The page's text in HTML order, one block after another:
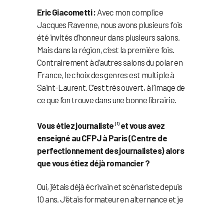
Eric Giacometti : Avec mon complice
Jacques Ravenne, nous avons plusieurs fois
été invités d’honneur dans plusieurs salons.
Mais dans la région, c’est la première fois.
Contrairement à d’autres salons du polar en
France, le choix des genres est multiple à
Saint-Laurent. C’est très ouvert, à l’image de
ce que l’on trouve dans une bonne librairie.
Vous étiez journaliste(1)et vous avez
enseigné au CFPJ à Paris (Centre de
perfectionnement des journalistes) alors
que vous étiez déjà romancier ?
Oui, j’étais déjà écrivain et scénariste depuis
10 ans. J’étais formateur en alternance et je